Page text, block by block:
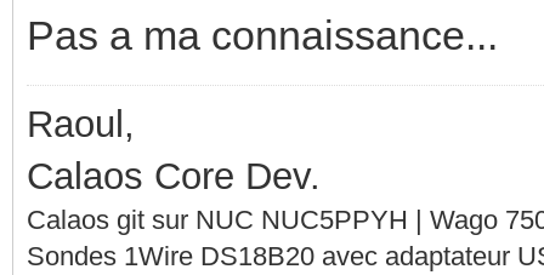
Pas a ma connaissance...
Raoul,
Calaos Core Dev.
Calaos git sur NUC NUC5PPYH | Wago
Sondes 1Wire DS18B20 avec adaptateur